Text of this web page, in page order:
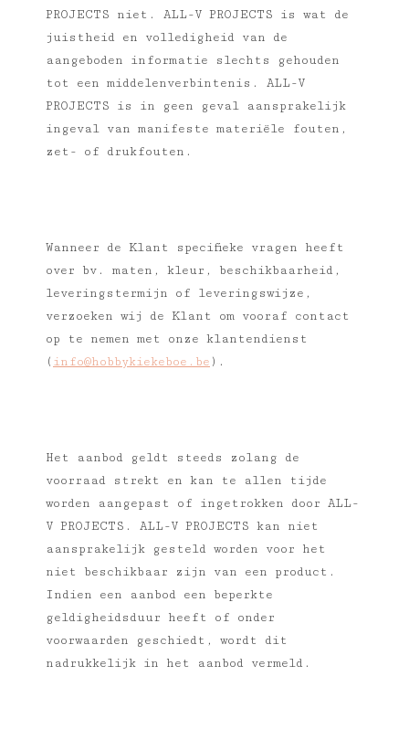
PROJECTS niet. ALL-V PROJECTS is wat de
juistheid en volledigheid van de
aangeboden informatie slechts gehouden
tot een middelenverbintenis. ALL-V
PROJECTS is in geen geval aansprakelijk
ingeval van manifeste materiële fouten,
zet- of drukfouten.
Wanneer de Klant specifieke vragen heeft
over bv. maten, kleur, beschikbaarheid,
leveringstermijn of leveringswijze,
verzoeken wij de Klant om vooraf contact
op te nemen met onze klantendienst
( info@hobbykiekeboe.be ).
Het aanbod geldt steeds zolang de
voorraad strekt en kan te allen tijde
worden aangepast of ingetrokken door ALL-
V PROJECTS. ALL-V PROJECTS kan niet
aansprakelijk gesteld worden voor het
niet beschikbaar zijn van een product.
Indien een aanbod een beperkte
geldigheidsduur heeft of onder
voorwaarden geschiedt, wordt dit
nadrukkelijk in het aanbod vermeld.